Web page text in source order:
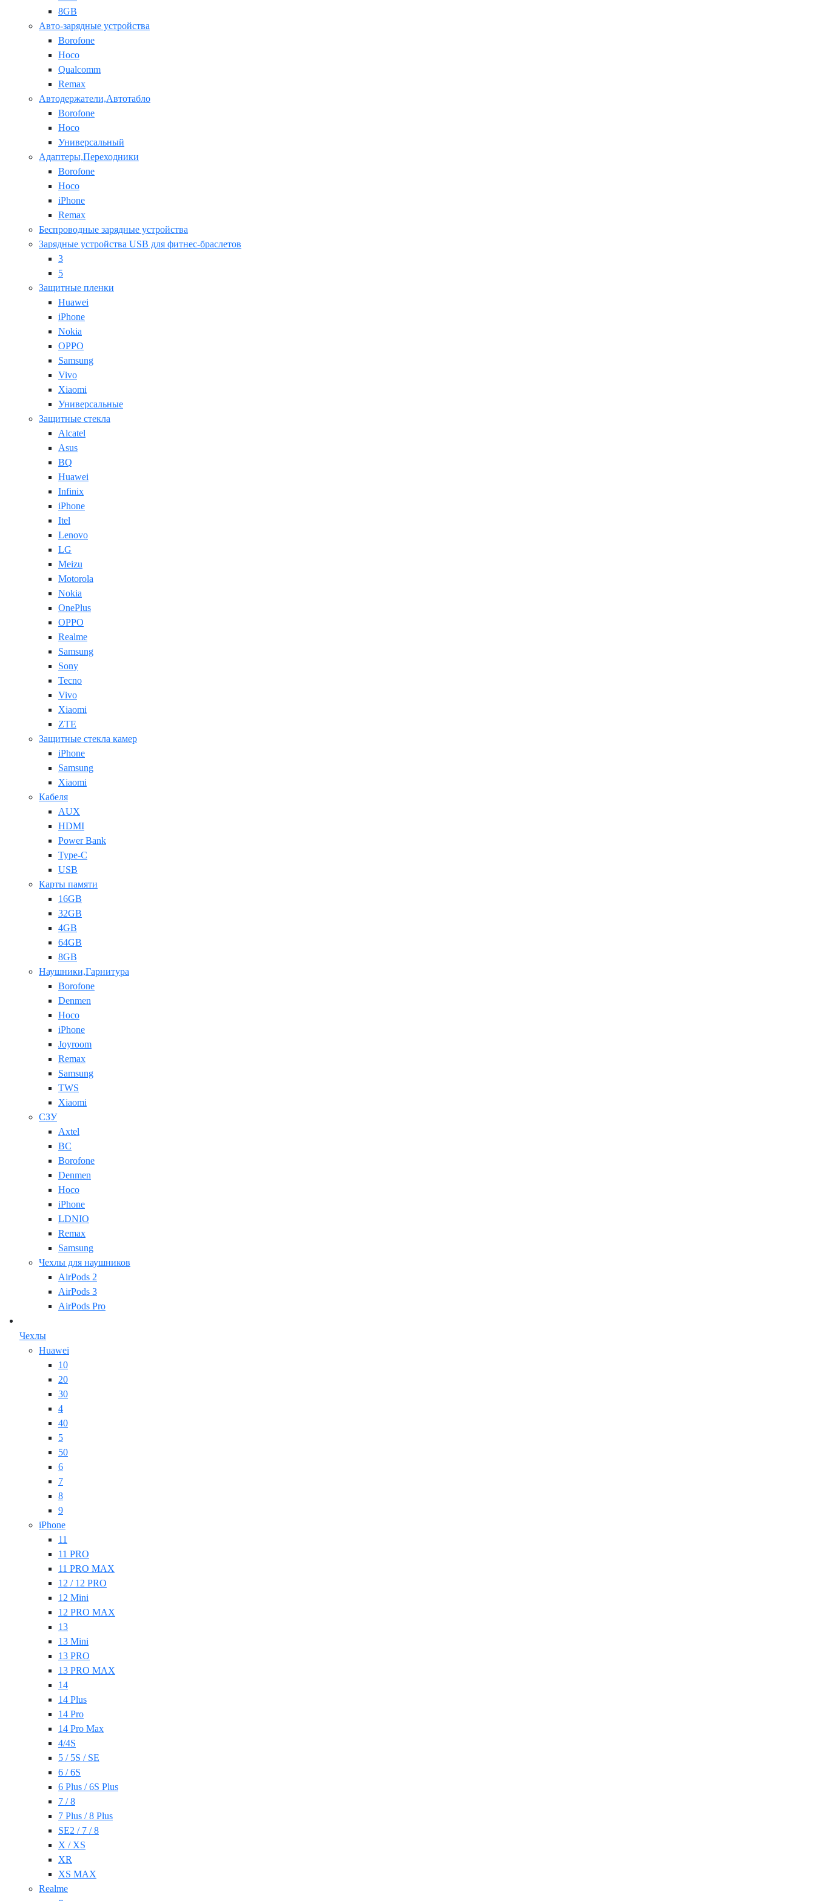
8GB
Авто-зарядные устройства
Borofone
Hoco
Qualcomm
Remax
Автодержатели,Автотабло
Borofone
Hoco
Универсальный
Адаптеры,Переходники
Borofone
Hoco
iPhone
Remax
Беспроводные зарядные устройства
Зарядные устройства USB для фитнес-браслетов
3
5
Защитные пленки
Huawei
iPhone
Nokia
OPPO
Samsung
Vivo
Xiaomi
Универсальные
Защитные стекла
Alcatel
Asus
BQ
Huawei
Infinix
iPhone
Itel
Lenovo
LG
Meizu
Motorola
Nokia
OnePlus
OPPO
Realme
Samsung
Sony
Tecno
Vivo
Xiaomi
ZTE
Защитные стекла камер
iPhone
Samsung
Xiaomi
Кабеля
AUX
HDMI
Power Bank
Type-C
USB
Карты памяти
16GB
32GB
4GB
64GB
8GB
Наушники,Гарнитура
Borofone
Denmen
Hoco
iPhone
Joyroom
Remax
Samsung
TWS
Xiaomi
СЗУ
Axtel
BC
Borofone
Denmen
Hoco
iPhone
LDNIO
Remax
Samsung
Чехлы для наушников
AirPods 2
AirPods 3
AirPods Pro
Чехлы
Huawei
10
20
30
4
40
5
50
6
7
8
9
iPhone
11
11 PRO
11 PRO MAX
12 / 12 PRO
12 Mini
12 PRO MAX
13
13 Mini
13 PRO
13 PRO MAX
14
14 Plus
14 Pro
14 Pro Max
4/4S
5 / 5S / SE
6 / 6S
6 Plus / 6S Plus
7 / 8
7 Plus / 8 Plus
SE2 / 7 / 8
X / XS
XR
XS MAX
Realme